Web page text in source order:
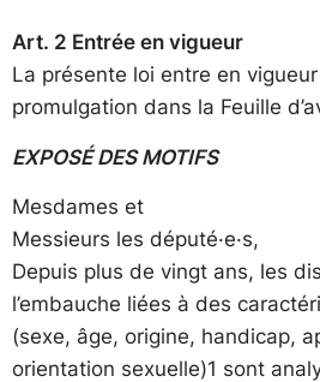
Art. 2 Entrée en vigueur
La présente loi entre en
promulgation dans la Feuille
EXPOSÉ DES MOTIFS
Mesdames et
Messieurs les député·e·s,
Depuis plus de vingt ans, les
l’embauche liées à des
(sexe, âge, origine, handicap,
orientation sexuelle)1 sont